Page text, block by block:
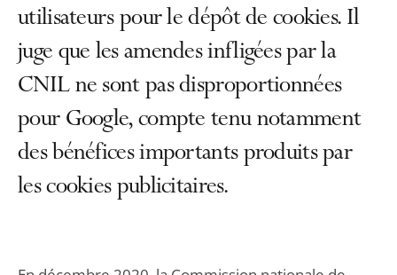
utilisateurs pour le dépôt de cookies. Il
juge que les amendes infligées par la
CNIL ne sont pas disproportionnées
pour Google, compte tenu notamment
des bénéfices importants produits par
les cookies publicitaires.